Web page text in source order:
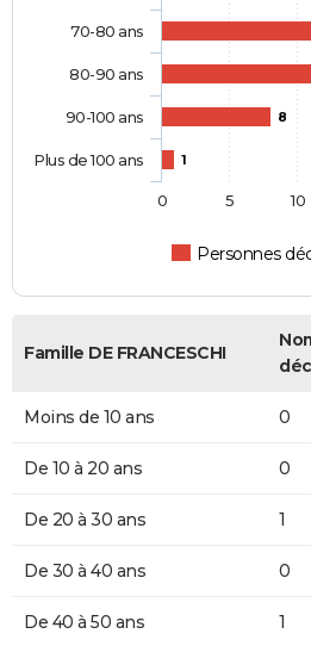
8
1
Personnes
70-80 ans
80-90 ans
90-100 ans
Plus de 100 ans
0 5 10
Famille DE FRANCESCHI
Moins de 10 ans 0
De 10 à 20 ans 0
De 20 à 30 ans 1
De 30 à 40 ans 0
De 40 à 50 ans 1